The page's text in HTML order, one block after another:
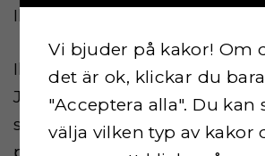
Ilmoittautumisen lisätiedot
Ilmoittautumisen
JESSICA
smkry2013@gmail.com
puh. 0405049704
Vi bjuder på kakor! Om
det är ok, klickar du
"Acceptera alla". Du kan
välja vilken typ av kakor